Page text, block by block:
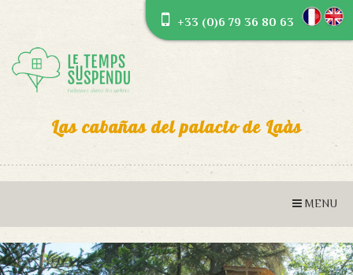
Las cabañas del palacio de Laàs
+33 (0)6 79 36 80 63